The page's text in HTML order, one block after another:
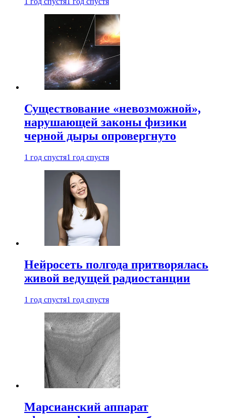
Существование «невозможной»,
нарушающей законы физики
черной дыры опровергнуто
1 год спустя1 год спустя
Нейросеть полгода притворялась
живой ведущей радиостанции
1 год спустя1 год спустя
Марсианский аппарат